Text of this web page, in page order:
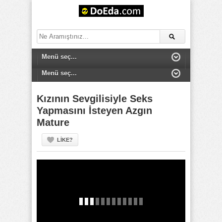
Kızının Sevgilisiyle Seks
Yapmasını İsteyen Azgın
Mature
LIKE?